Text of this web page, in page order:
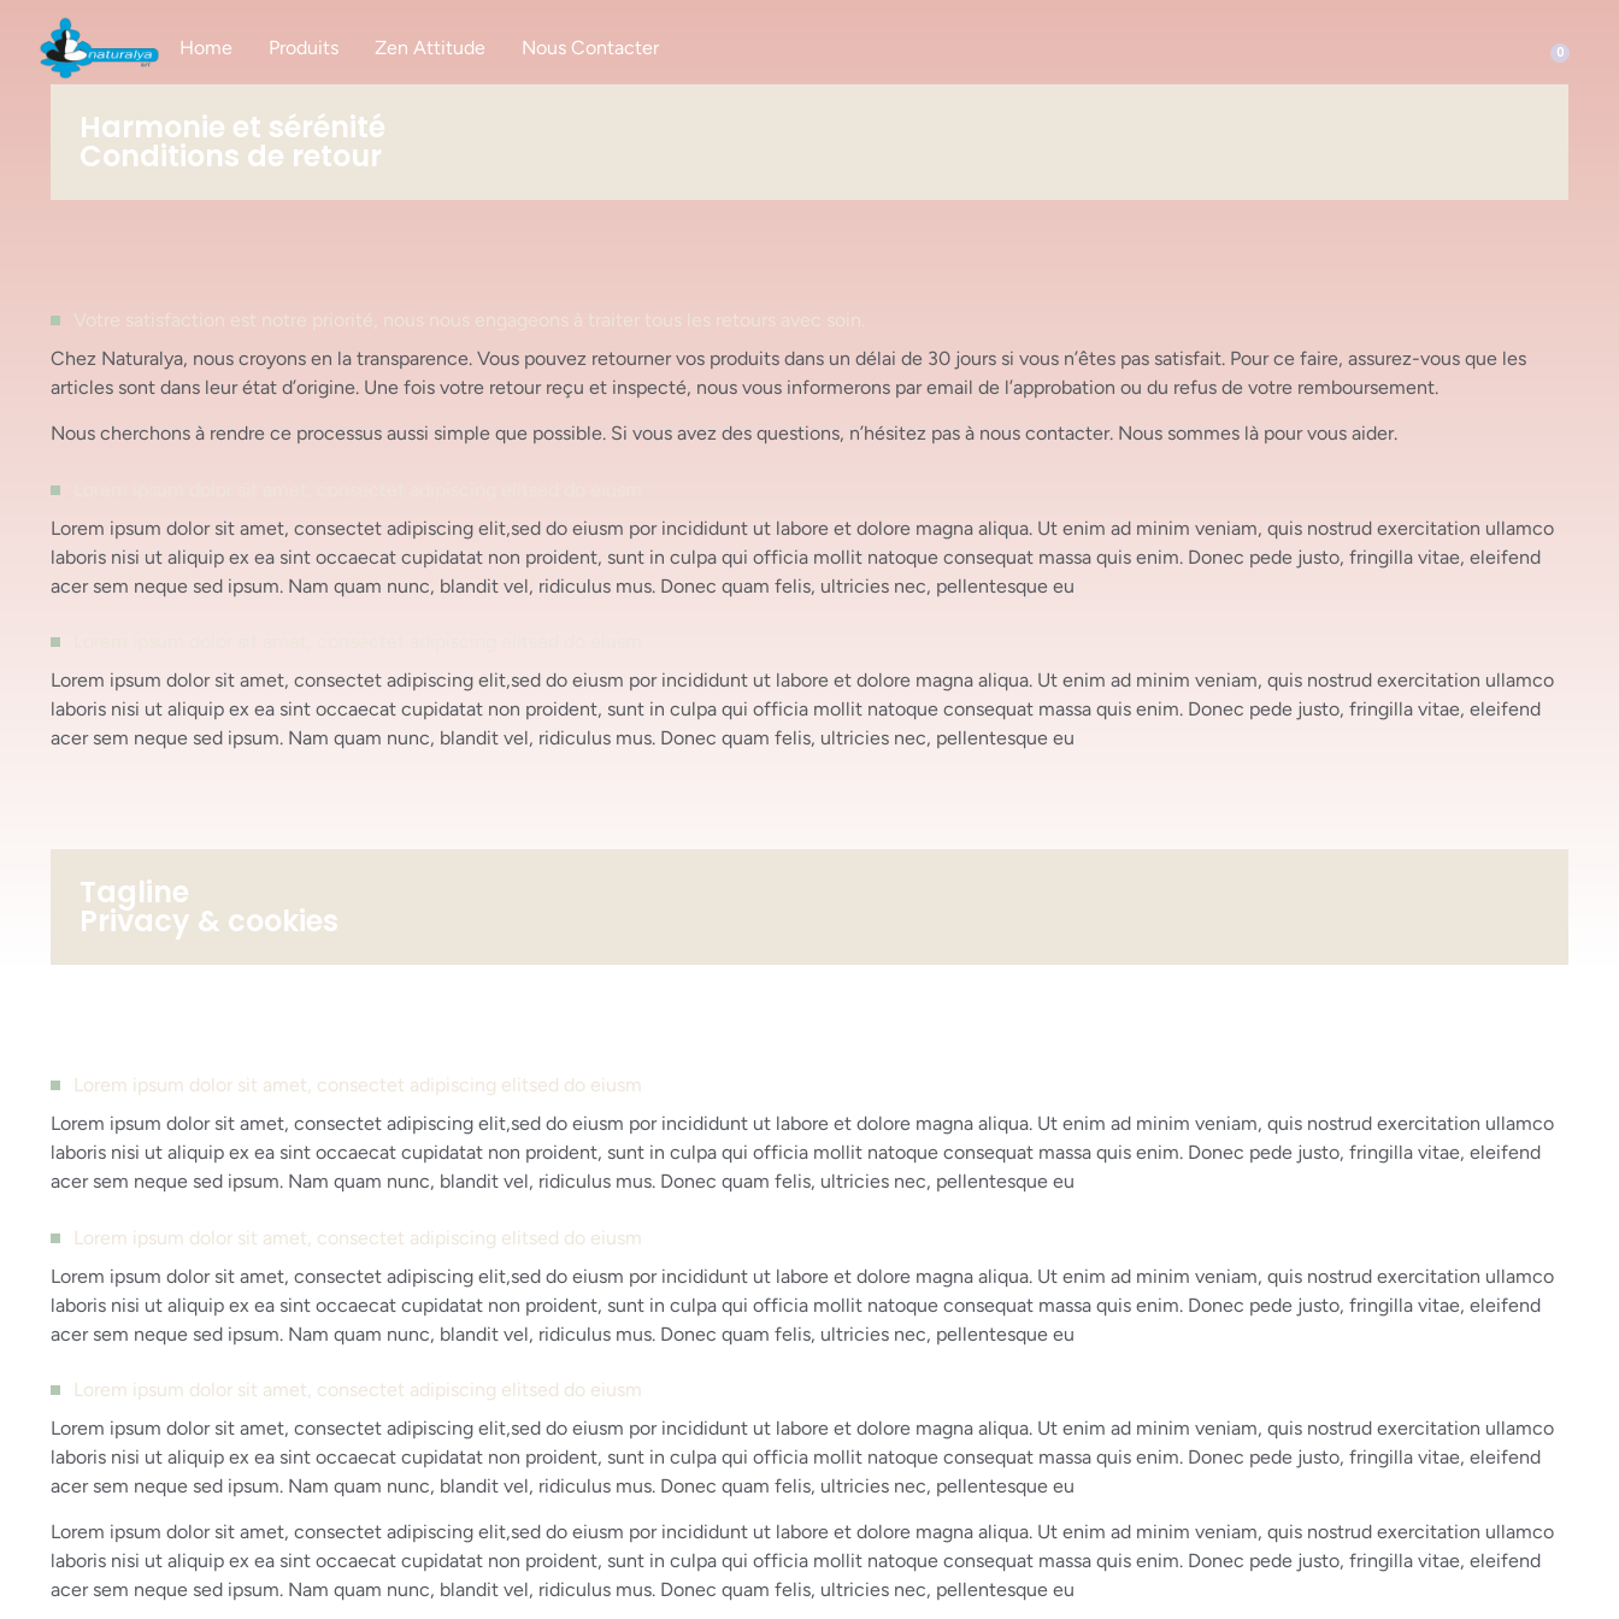
Home Produits Zen Attitude Nous Contacter 0
Harmonie et sérénité
Conditions de retour
Votre satisfaction est notre priorité, nous nous engageons à traiter tous les retours avec soin.
Chez Naturalya, nous croyons en la transparence. Vous pouvez retourner vos produits dans un délai de 30 jours si vous n’êtes pas satisfait. Pour ce faire, assurez-vous que les
articles sont dans leur état d’origine. Une fois votre retour reçu et inspecté, nous vous informerons par email de l’approbation ou du refus de votre remboursement.
Nous cherchons à rendre ce processus aussi simple que possible. Si vous avez des questions, n’hésitez pas à nous contacter. Nous sommes là pour vous aider.
Lorem ipsum dolor sit amet, consectet adipiscing elit,sed do eiusm por incididunt ut labore et dolore magna aliqua. Ut enim ad minim veniam, quis nostrud exercitation ullamco
laboris nisi ut aliquip ex ea sint occaecat cupidatat non proident, sunt in culpa qui officia mollit natoque consequat massa quis enim. Donec pede justo, fringilla vitae, eleifend
acer sem neque sed ipsum. Nam quam nunc, blandit vel, ridiculus mus. Donec quam felis, ultricies nec, pellentesque eu
Lorem ipsum dolor sit amet, consectet adipiscing elit,sed do eiusm por incididunt ut labore et dolore magna aliqua. Ut enim ad minim veniam, quis nostrud exercitation ullamco
laboris nisi ut aliquip ex ea sint occaecat cupidatat non proident, sunt in culpa qui officia mollit natoque consequat massa quis enim. Donec pede justo, fringilla vitae, eleifend
acer sem neque sed ipsum. Nam quam nunc, blandit vel, ridiculus mus. Donec quam felis, ultricies nec, pellentesque eu
Tagline
Privacy & cookies​
Lorem ipsum dolor sit amet, consectet adipiscing elitsed do eiusm
Lorem ipsum dolor sit amet, consectet adipiscing elit,sed do eiusm por incididunt ut labore et dolore magna aliqua. Ut enim ad minim veniam, quis nostrud exercitation ullamco
laboris nisi ut aliquip ex ea sint occaecat cupidatat non proident, sunt in culpa qui officia mollit natoque consequat massa quis enim. Donec pede justo, fringilla vitae, eleifend
acer sem neque sed ipsum. Nam quam nunc, blandit vel, ridiculus mus. Donec quam felis, ultricies nec, pellentesque eu
Lorem ipsum dolor sit amet, consectet adipiscing elitsed do eiusm
Lorem ipsum dolor sit amet, consectet adipiscing elit,sed do eiusm por incididunt ut labore et dolore magna aliqua. Ut enim ad minim veniam, quis nostrud exercitation ullamco
laboris nisi ut aliquip ex ea sint occaecat cupidatat non proident, sunt in culpa qui officia mollit natoque consequat massa quis enim. Donec pede justo, fringilla vitae, eleifend
acer sem neque sed ipsum. Nam quam nunc, blandit vel, ridiculus mus. Donec quam felis, ultricies nec, pellentesque eu
Lorem ipsum dolor sit amet, consectet adipiscing elitsed do eiusm
Lorem ipsum dolor sit amet, consectet adipiscing elit,sed do eiusm por incididunt ut labore et dolore magna aliqua. Ut enim ad minim veniam, quis nostrud exercitation ullamco
laboris nisi ut aliquip ex ea sint occaecat cupidatat non proident, sunt in culpa qui officia mollit natoque consequat massa quis enim. Donec pede justo, fringilla vitae, eleifend
acer sem neque sed ipsum. Nam quam nunc, blandit vel, ridiculus mus. Donec quam felis, ultricies nec, pellentesque eu
Lorem ipsum dolor sit amet, consectet adipiscing elit,sed do eiusm por incididunt ut labore et dolore magna aliqua. Ut enim ad minim veniam, quis nostrud exercitation ullamco
laboris nisi ut aliquip ex ea sint occaecat cupidatat non proident, sunt in culpa qui officia mollit natoque consequat massa quis enim. Donec pede justo, fringilla vitae, eleifend
acer sem neque sed ipsum. Nam quam nunc, blandit vel, ridiculus mus. Donec quam felis, ultricies nec, pellentesque eu